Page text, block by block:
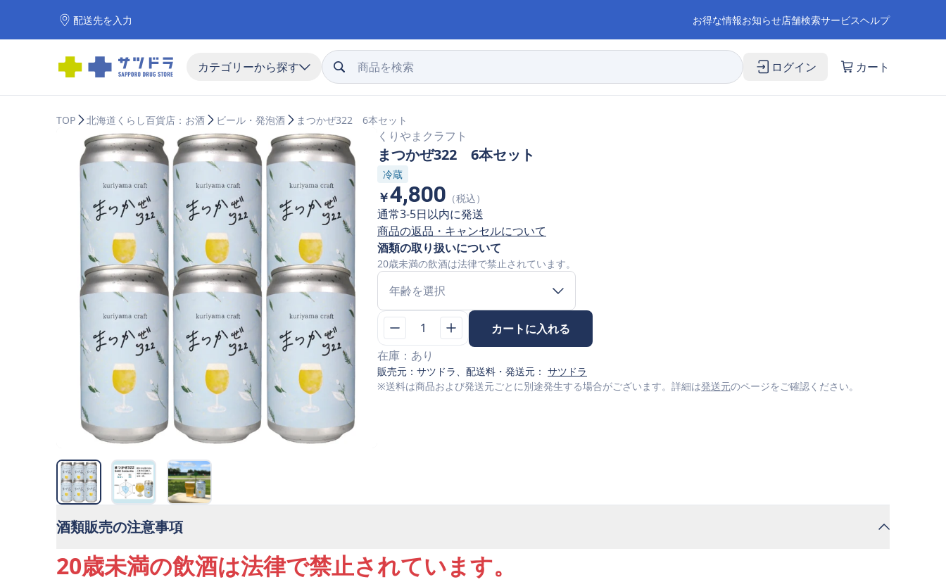
配送先を入力 お得な情報お知らせ店舗検索サービスヘルプ
カテゴリーから探す ログイン カート
TOP 北海道くらし百貨店：お酒 ビール・発泡酒 まつかぜ322 6本セット
くりやまクラフト
まつかぜ322 6本セット
冷蔵
￥4,800 （税込）
通常3-5日以内に発送
商品の返品・キャンセルについて
酒類の取り扱いについて
20歳未満の飲酒は法律で禁止されています。
年齢を選択
1
カートに入れる
在庫： あり
販売元： サツドラ、配送料・発送元： サツドラ
※送料は商品および発送元ごとに別途発生する場合がございます。詳細は発送元のページをご確認ください。
酒類販売の注意事項
20歳未満の飲酒は法律で禁止されています。